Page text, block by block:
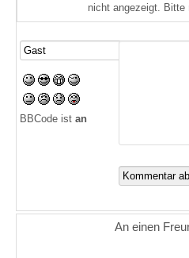
nicht angezeigt. Bitte
BBCode ist an
An einen